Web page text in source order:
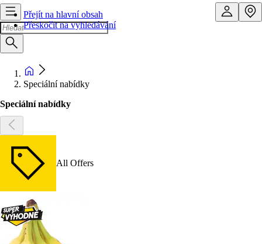
Přejít na hlavní obsah
Přeskočit na vyhledávání
Speciální nabídky
Speciální nabídky
All Offers